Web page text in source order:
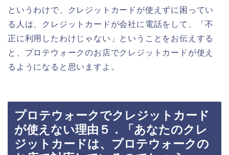
というわけで、クレジットカードが使えずに困ってい
る人は、クレジットカードが会社に電話をして、「不
正に利用したわけじゃない」ということをお伝えする
と、プロテウォークのお店でクレジットカードが使え
るようになると思いますよ。
プロテウォークでクレジットカード
が使えない理由５．「あなたのクレ
ジットカードは、プロテウォークの